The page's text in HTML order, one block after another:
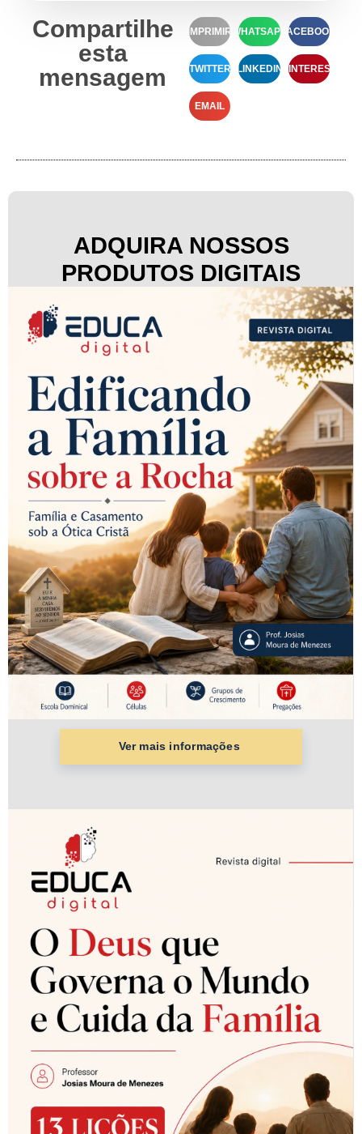
Compartilhe
esta
mensagem
IMPRIMIR WHATSAPP FACEBOOK
TWITTER LINKEDIN PINTEREST
EMAIL
ADQUIRA NOSSOS
PRODUTOS DIGITAIS